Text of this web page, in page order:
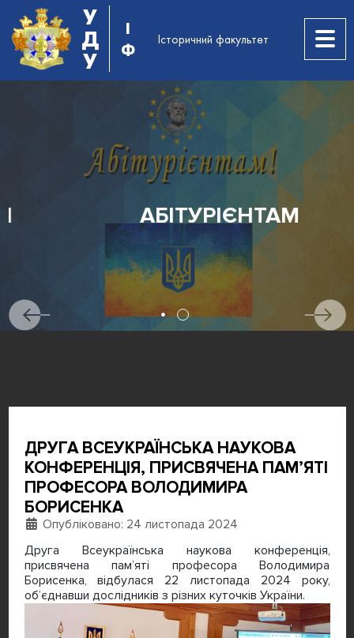
У
Д
У
І
Ф
Історичний факультет
АБІТУРІЄНТАМ
ДРУГА ВСЕУКРАЇНСЬКА НАУКОВА
КОНФЕРЕНЦІЯ, ПРИСВЯЧЕНА ПАМʼЯТІ
ПРОФЕСОРА ВОЛОДИМИРА
БОРИСЕНКА
Деталі
Опубліковано: 24 листопада 2024
Друга Всеукраїнська наукова конференція,
присвячена памʼяті професора Володимира
Борисенка, відбулася 22 листопада 2024 року,
об’єднавши дослідників з різних куточків України.